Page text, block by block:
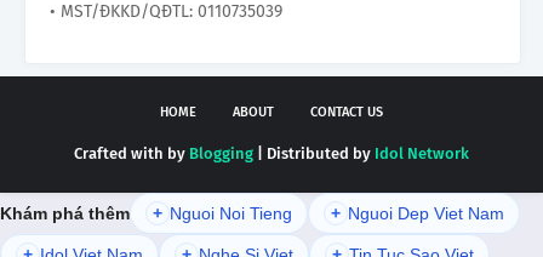
• MST/ĐKKD/QĐTL: 0110735039
HOME ABOUT CONTACT US
Crafted with by Blogging | Distributed by Idol Network
Khám phá thêm + Nguoi Noi Tieng + Nguoi Dep Viet Nam